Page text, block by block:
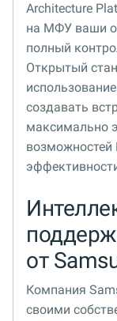
Architecture
на МФУ ваши
полный
Открытый
создавать
максимально
от
Компания
своими